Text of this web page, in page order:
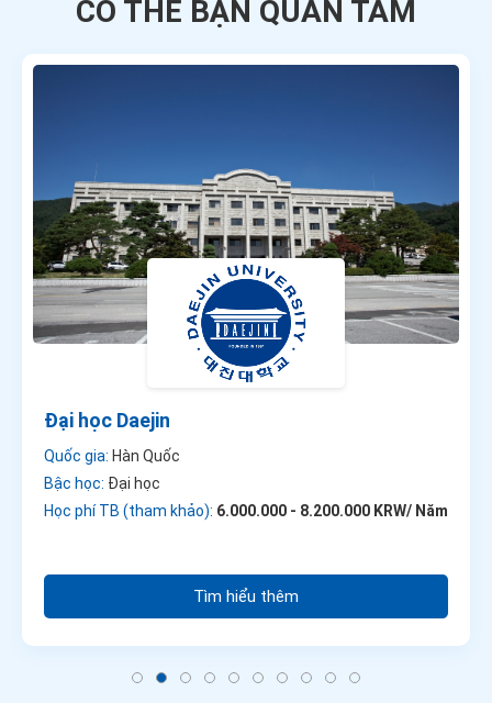
CÓ THỂ BẠN QUAN TÂM
Đại học Daejin
Quốc gia: Hàn Quốc
Bậc học: Đại học
Học phí TB (tham khảo): 6.000.000 - 8.200.000 KRW/ Năm
Tìm hiểu thêm